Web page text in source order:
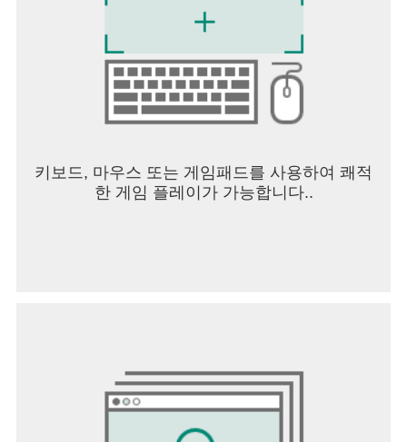
키보드, 마우스 또는 게임패드를 사용하여 쾌적
한 게임 플레이가 가능합니다..